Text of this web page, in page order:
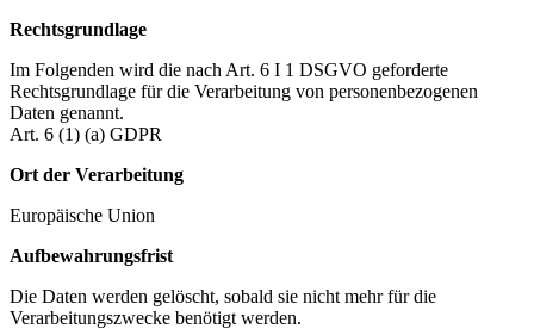
Rechtsgrundlage
Im Folgenden wird die nach Art. 6 I 1 DSGVO geforderte
Rechtsgrundlage für die Verarbeitung von personenbezogenen
Daten genannt.
Art. 6 (1) (a) GDPR
Ort der Verarbeitung
Europäische Union
Aufbewahrungsfrist
Die Daten werden gelöscht, sobald sie nicht mehr für die
Verarbeitungszwecke benötigt werden.